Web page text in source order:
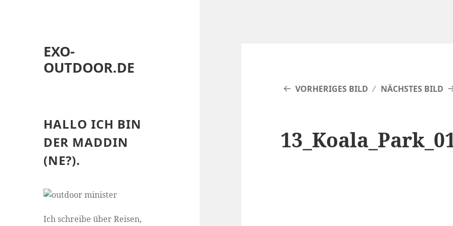
EXO-
OUTDOOR.DE
HALLO ICH BIN
DER MADDIN
(NE?).
Ich schreibe über Reisen,
VORHERIGES BILD NÄCHSTES BILD